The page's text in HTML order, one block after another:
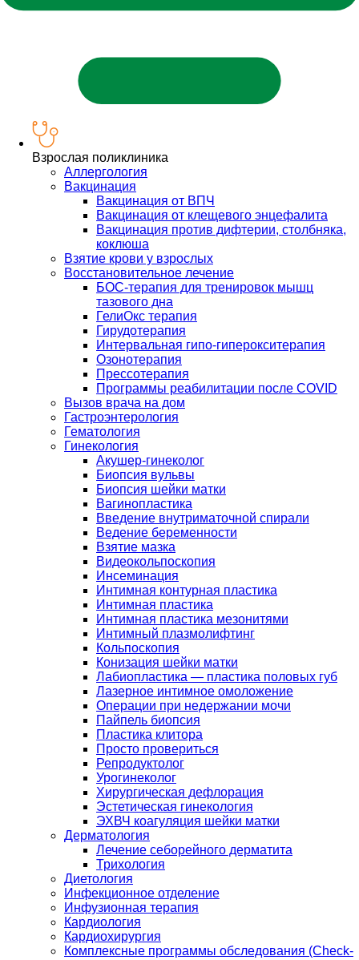
Взрослая поликлиника
Аллергология
Вакцинация
Вакцинация от ВПЧ
Вакцинация от клещевого энцефалита
Вакцинация против дифтерии, столбняка,
коклюша
Взятие крови у взрослых
Восстановительное лечение
БОС-терапия для тренировок мышц
тазового дна
ГелиОкс терапия
Гирудотерапия
Интервальная гипо-гиперокситерапия
Озонотерапия
Прессотерапия
Программы реабилитации после СOVID
Вызов врача на дом
Гастроэнтерология
Гематология
Гинекология
Акушер-гинеколог
Биопсия вульвы
Биопсия шейки матки
Вагинопластика
Введение внутриматочной спирали
Ведение беременности
Взятие мазка
Видеокольпоскопия
Инсеминация
Интимная контурная пластика
Интимная пластика
Интимная пластика мезонитями
Интимный плазмолифтинг
Кольпоскопия
Конизация шейки матки
Лабиопластика — пластика половых губ
Лазерное интимное омоложение
Операции при недержании мочи
Пайпель биопсия
Пластика клитора
Просто провериться
Репродуктолог
Урогинеколог
Хирургическая дефлорация
Эстетическая гинекология
ЭХВЧ коагуляция шейки матки
Дерматология
Лечение себорейного дерматита
Трихология
Диетология
Инфекционное отделение
Инфузионная терапия
Кардиология
Кардиохирургия
Комплексные программы обследования (Check-